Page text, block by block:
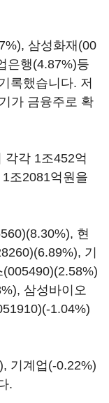
삼성화재(00
은행(4.87%)등
록했습니다. 저
가 금융주로 확
각각 1조452억
조2081억원을
(8.30%), 현
(6.89%), 기
(2.58%)
삼성바이오
(-1.04%)
기계업(-0.22%)
.